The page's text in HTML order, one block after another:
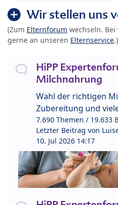
Wir stellen uns
(Zum Elternforum wechseln.
gerne an unseren Elternservice.)
HiPP
Milchnahrung
Wahl der richtigen
Zubereitung und
7.690 Themen / 19.633
Letzter Beitrag von
10. Jul 2026 14:17